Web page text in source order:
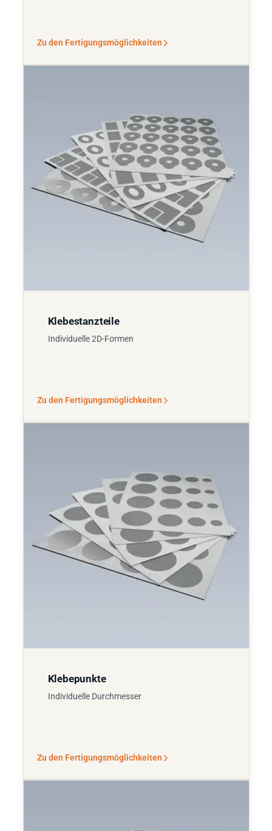
Zu den Fertigungsmöglichkeiten
Klebestanzteile
Individuelle 2D-Formen
Zu den Fertigungsmöglichkeiten
Klebepunkte
Individuelle Durchmesser
Zu den Fertigungsmöglichkeiten